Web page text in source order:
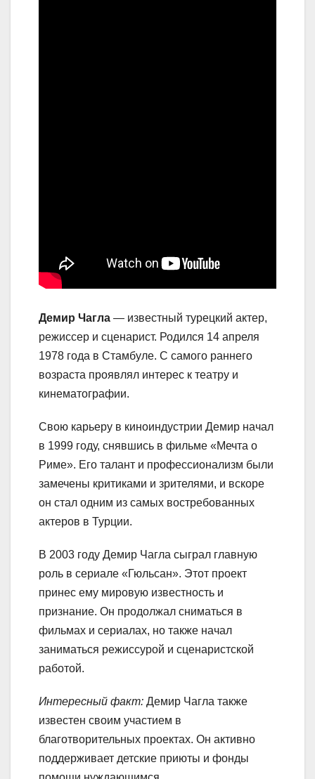
Демир Чагла — известный турецкий актер,
режиссер и сценарист. Родился 14 апреля
1978 года в Стамбуле. С самого раннего
возраста проявлял интерес к театру и
кинематографии.
Свою карьеру в киноиндустрии Демир начал
в 1999 году, снявшись в фильме «Мечта о
Риме». Его талант и профессионализм были
замечены критиками и зрителями, и вскоре
он стал одним из самых востребованных
актеров в Турции.
В 2003 году Демир Чагла сыграл главную
роль в сериале «Гюльсан». Этот проект
принес ему мировую известность и
признание. Он продолжал сниматься в
фильмах и сериалах, но также начал
заниматься режиссурой и сценаристской
работой.
Интересный факт: Демир Чагла также
известен своим участием в
благотворительных проектах. Он активно
поддерживает детские приюты и фонды